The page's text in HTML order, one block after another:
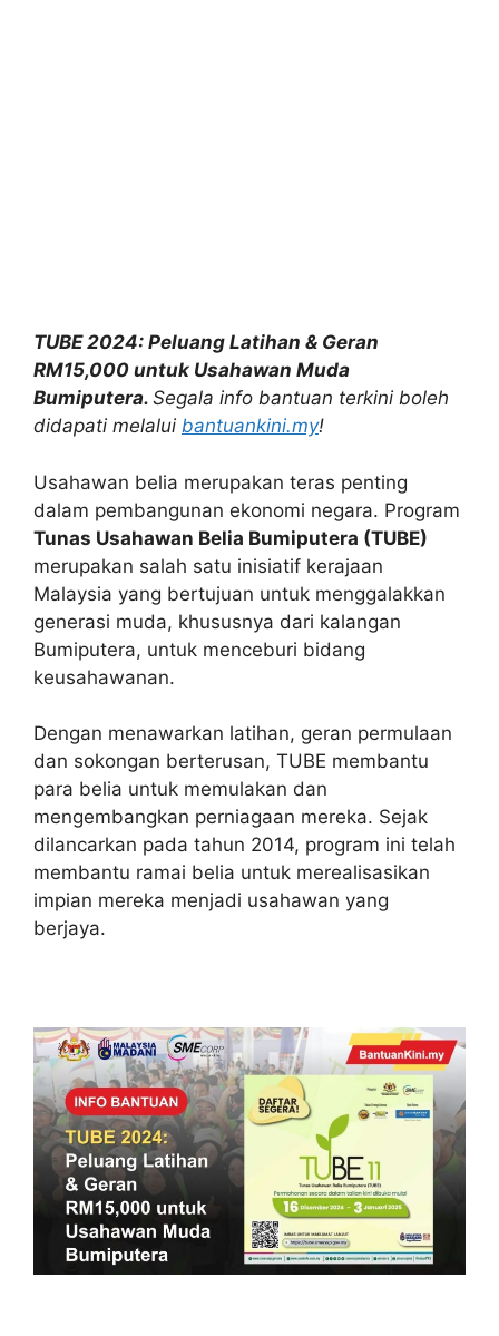
TUBE 2024: Peluang Latihan & Geran
RM15,000 untuk Usahawan Muda
Bumiputera. Segala info bantuan terkini boleh
didapati melalui bantuankini.my!
Usahawan belia merupakan teras penting
dalam pembangunan ekonomi negara. Program
Tunas Usahawan Belia Bumiputera (TUBE)
merupakan salah satu inisiatif kerajaan
Malaysia yang bertujuan untuk menggalakkan
generasi muda, khususnya dari kalangan
Bumiputera, untuk menceburi bidang
keusahawanan.
Dengan menawarkan latihan, geran permulaan
dan sokongan berterusan, TUBE membantu
para belia untuk memulakan dan
mengembangkan perniagaan mereka. Sejak
dilancarkan pada tahun 2014, program ini telah
membantu ramai belia untuk merealisasikan
impian mereka menjadi usahawan yang
berjaya.